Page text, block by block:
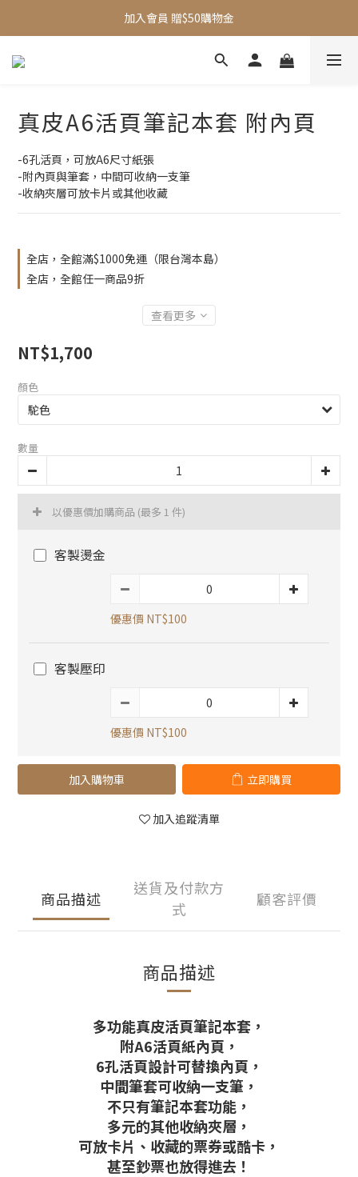
全館滿$1000即享免運
加入會員 贈$50購物金
真皮A6活頁筆記本套 附內頁
-6孔活頁，可放A6尺寸紙張
-附內頁與筆套，中間可收納一支筆
-收納夾層可放卡片或其他收藏
全店，全館滿$1000免運（限台灣本島）
全店，全館任一商品9折
查看更多
NT$1,700
顏色
數量
以優惠價加購商品 (最多 1 件)
客製燙金
優惠價 NT$100
客製壓印
優惠價 NT$100
加入購物車 立即購買
加入追蹤清單
商品描述
送貨及付款方
式
顧客評價
商品描述
多功能真皮活頁筆記本套，
附A6活頁紙內頁，
6孔活頁設計可替換內頁，
中間筆套可收納一支筆，
不只有筆記本套功能，
多元的其他收納夾層，
可放卡片、收藏的票券或酷卡，
甚至鈔票也放得進去！